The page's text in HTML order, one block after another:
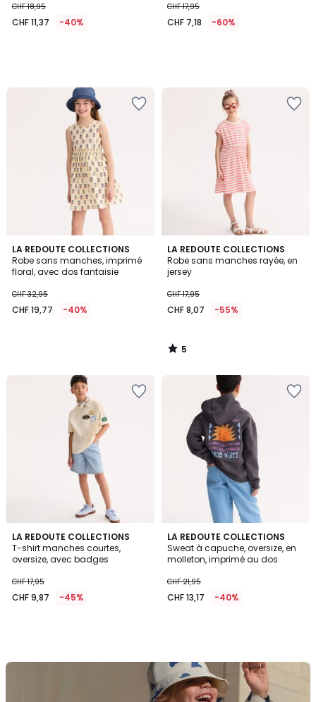
CHF 18,95
CHF 11,37 -40%
CHF 17,95
CHF 7,18 -60%
LA REDOUTE COLLECTIONS
Robe sans manches, imprimé
floral, avec dos fantaisie
CHF 32,95
CHF 19,77 -40%
LA REDOUTE COLLECTIONS
Robe sans manches rayée, en
jersey
CHF 17,95
CHF 8,07 -55%
5
/
5
5
/
LA REDOUTE COLLECTIONS
T-shirt manches courtes,
oversize, avec badges
CHF 17,95
CHF 9,87 -45%
LA REDOUTE COLLECTIONS
Sweat à capuche, oversize, en
molleton, imprimé au dos
CHF 21,95
CHF 13,17 -40%
Découvrez